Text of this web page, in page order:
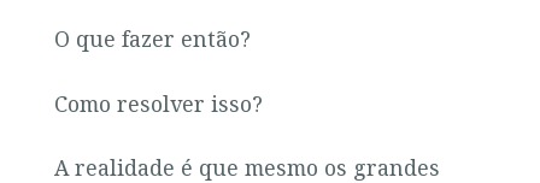
O que fazer então?
Como resolver isso?
A realidade é que mesmo os grandes